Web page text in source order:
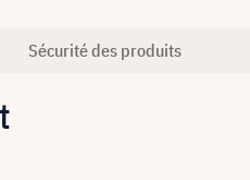
Sécurité des produits